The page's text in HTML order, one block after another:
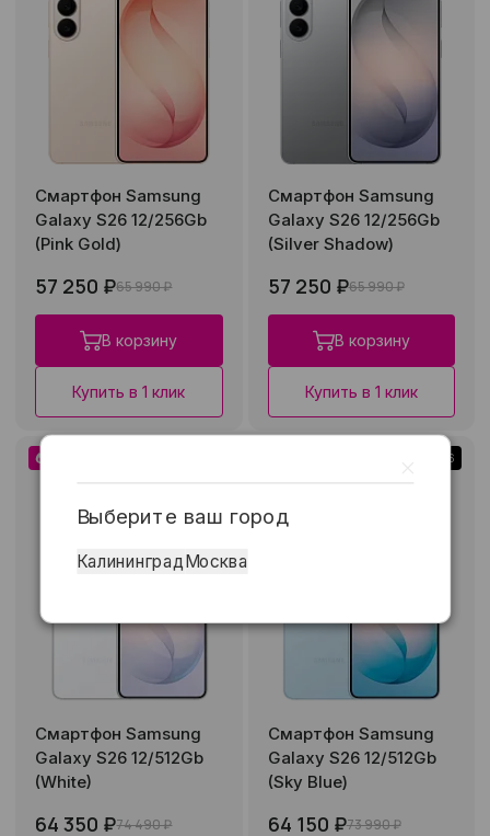
Смартфон Samsung
Galaxy S26 12/256Gb
(Pink Gold)
57 250 ₽65 990 ₽
В корзину
Купить в 1 клик
Смартфон Samsung
Galaxy S26 12/256Gb
(Silver Shadow)
57 250 ₽65 990 ₽
В корзину
Купить в 1 клик
Смартфон Samsung
Galaxy S26 12/512Gb
(White)
64 350 ₽74 490 ₽
Рассрочка 0-0-36
Смартфон Samsung
Galaxy S26 12/512Gb
(Sky Blue)
64 150 ₽73 990 ₽
Выберите ваш город
КалининградМосква